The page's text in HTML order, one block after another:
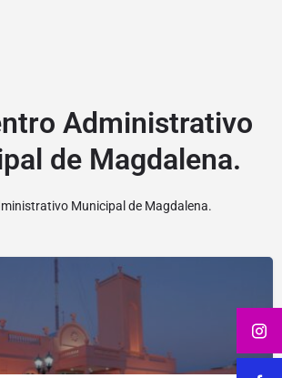
Administrativo
de Magdalena.
Municipal de Magdalena.